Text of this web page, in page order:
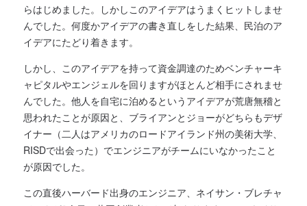
らはじめました。しかしこのアイデアはうまくヒットしませ
んでした。何度かアイデアの書き直しをした結果、民泊のア
イデアにたどり着きます。
しかし、このアイデアを持って資金調達のためベンチャーキ
ャピタルやエンジェルを回りますがほとんど相手にされませ
んでした。他人を自宅に泊めるというアイデアが荒唐無稽と
思われたことが原因と、ブライアンとジョーがどちらもデザ
イナー（二人はアメリカのロードアイランド州の美術大学、
RISDで出会った）でエンジニアがチームにいなかったこと
が原因でした。
この直後ハーバード出身のエンジニア、ネイサン・ブレチャ